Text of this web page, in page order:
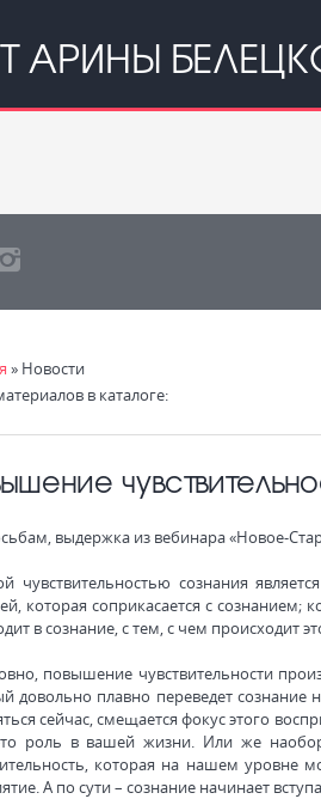
АРИНЫ
» Новости
в каталоге:
выдержка из вебинара «Новое-
чувствительностью сознания
которая соприкасается с
в сознание, с тем, с чем происходит
повышение чувствительности
довольно плавно переведет сознание
сейчас, смещается фокус этого
роль в вашей жизни. Или же
которая на нашем уровне
А по сути – сознание начинает